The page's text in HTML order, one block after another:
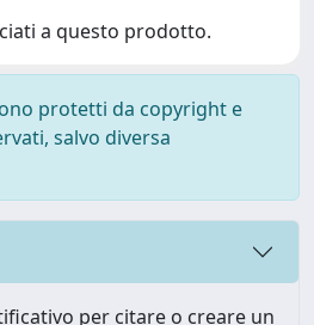
a questo prodotto.
protetti da copyright e
salvo diversa
per citare o creare un